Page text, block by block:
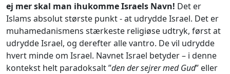
ej mer skal man ihukomme Israels Navn! Det er
Islams absolut største punkt - at udrydde Israel. Det er
muhamedanismens stærkeste religiøse udtryk, først at
udrydde Israel, og derefter alle vantro. De vil udrydde
hvert minde om Israel. Navnet Israel betyder – i denne
kontekst helt paradoksalt ”den der sejrer med Gud” eller